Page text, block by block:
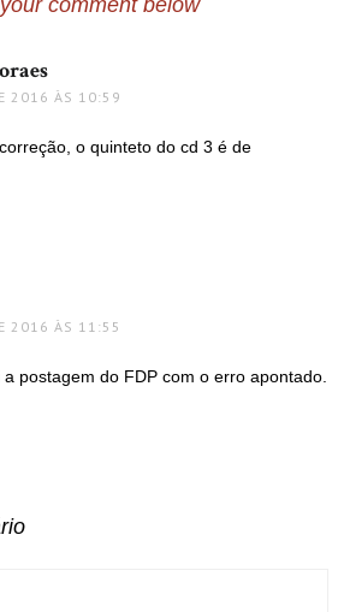
comment below
2016 ÀS 10:59
o quinteto do cd 3 é de
2016 ÀS 11:55
postagem do FDP com o erro apontado.